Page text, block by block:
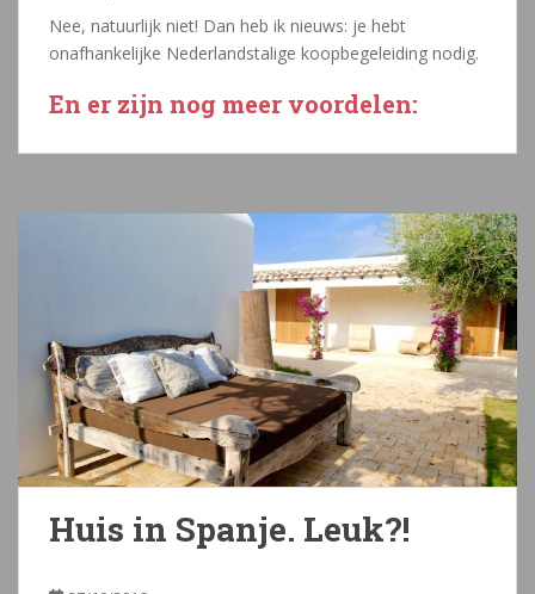
Nee, natuurlijk niet! Dan heb ik nieuws: je hebt
onafhankelijke Nederlandstalige koopbegeleiding nodig.
En er zijn nog meer voordelen:
Huis in Spanje. Leuk?!